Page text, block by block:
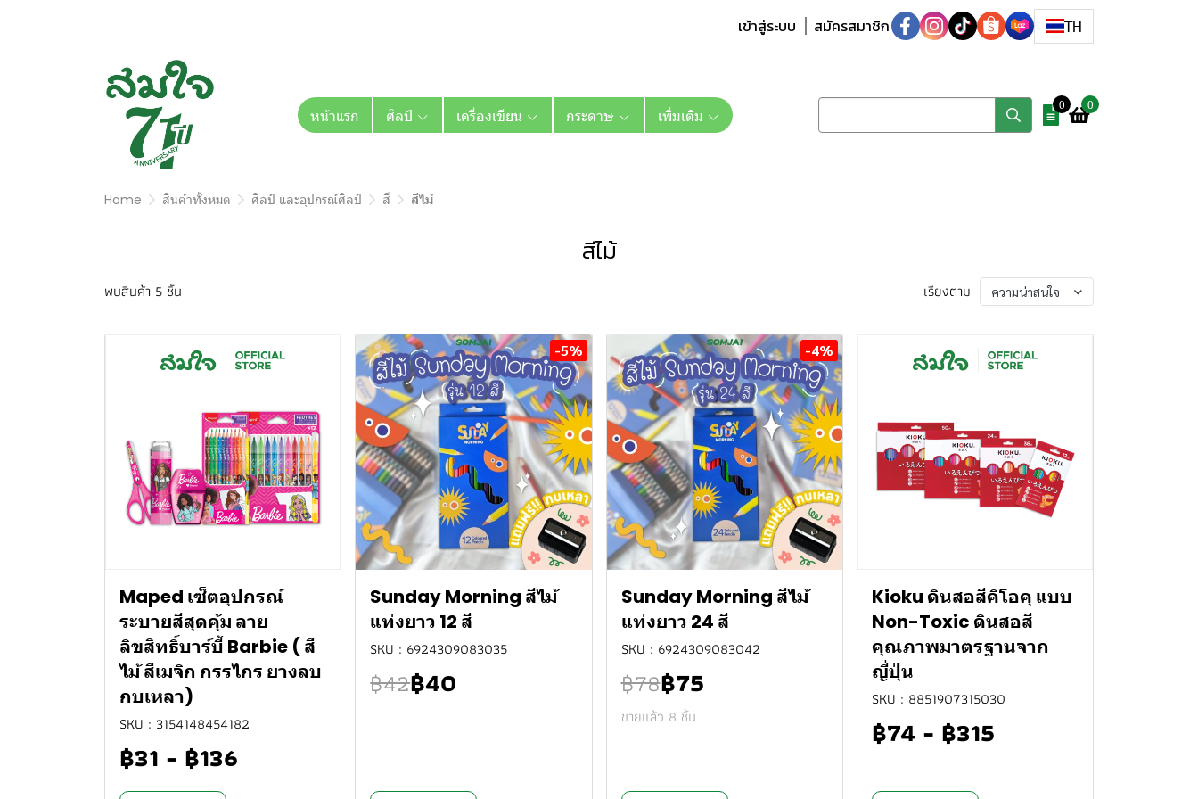
เข้าสู่ระบบ สมัครสมาชิก TH
หน้าแรก ศิลป์ เครื่องเขียน กระดาษ เพิ่มเติม 0 0
Home สินค้าทั้งหมด ศิลป์ และอุปกรณ์ศิลป์ สี สีไม้
สีไม้
พบสินค้า 5 ชิ้น เรียงตาม ความน่าสนใจ
Maped เซ็ตอุปกรณ์
ระบายสีสุดคุ้ม ลาย
ลิขสิทธิ์บาร์บี้ Barbie ( สี
ไม้ สีเมจิก กรรไกร ยางลบ
กบเหลา)
SKU : 3154148454182
฿31 - ฿136
-5%
Sunday Morning สีไม้
แท่งยาว 12 สี
SKU : 6924309083035
฿42฿40
-4%
Sunday Morning สีไม้
แท่งยาว 24 สี
SKU : 6924309083042
฿78฿75
ขายแล้ว 8 ชิ้น
Kioku ดินสอสีคิโอคุ แบบ
Non-Toxic ดินสอสี
คุณภาพมาตรฐานจาก
ญี่ปุ่น
SKU : 8851907315030
฿74 - ฿315